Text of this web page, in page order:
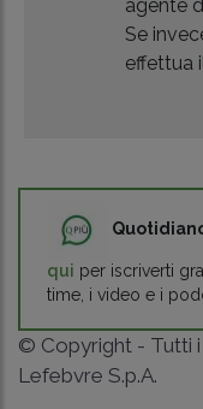
agente
Se
effettua il
qui per iscriverti
time, i video e i
© Copyright - Tutti i
Lefebvre S.p.A.